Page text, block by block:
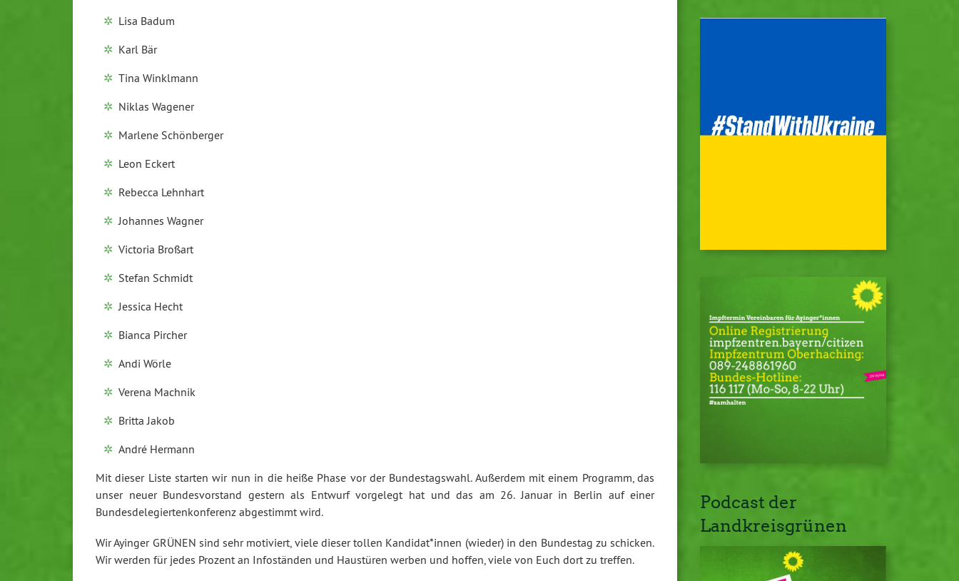
Lisa Badum
Karl Bär
Tina Winklmann
Niklas Wagener
Marlene Schönberger
Leon Eckert
Rebecca Lehnhart
Johannes Wagner
Victoria Broßart
Stefan Schmidt
Jessica Hecht
Bianca Pircher
Andi Wörle
Verena Machnik
Britta Jakob
André Hermann
Mit dieser Liste starten wir nun in die heiße Phase vor der Bundestagswahl. Außerdem mit einem Programm, das
unser neuer Bundesvorstand gestern als Entwurf vorgelegt hat und das am 26. Januar in Berlin auf einer
Bundesdelegiertenkonferenz abgestimmt wird.
Wir Ayinger GRÜNEN sind sehr motiviert, viele dieser tollen Kandidat*innen (wieder) in den Bundestag zu schicken.
Wir werden für jedes Prozent an Infoständen und Haustüren werben und hoffen, viele von Euch dort zu treffen.
Podcast der
Landkreisgrünen